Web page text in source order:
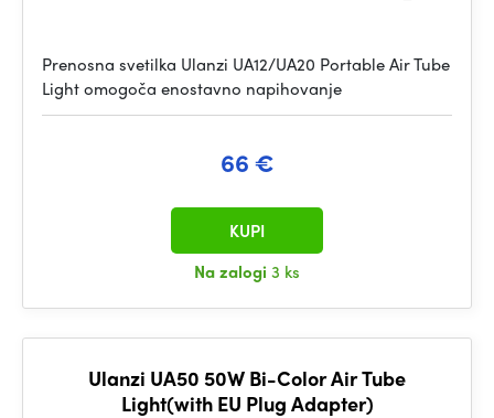
Prenosna svetilka Ulanzi UA12/UA20 Portable Air Tube
Light omogoča enostavno napihovanje
66 €
Na zalogi 3 ks
KUPI
Ulanzi UA50 50W Bi-Color Air Tube
Light(with EU Plug Adapter)